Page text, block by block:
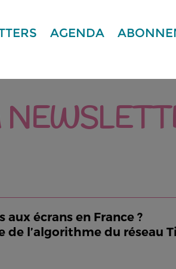
AGENDA
écrans en France ?
de l’algorithme du réseau